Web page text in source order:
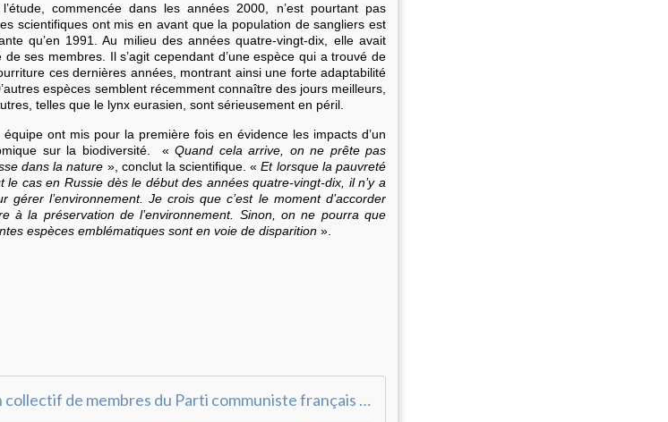
commencée dans les années 2000, n’est pourtant pas
scientifiques ont mis en avant que la population de sangliers est
qu’en 1991. Au milieu des années quatre-vingt-dix, elle avait
ses membres. Il s’agit cependant d’une espèce qui a trouvé de
ces dernières années, montrant ainsi une forte adaptabilité
espèces semblent récemment connaître des jours meilleurs,
telles que le lynx eurasien, sont sérieusement en péril.
ont mis pour la première fois en évidence les impacts d’un
sur la biodiversité. «Quand cela arrive, on ne prête pas
dans la nature », conclut la scientifique. «Et lorsque la pauvreté
le cas en Russie dès le début des années quatre-vingt-dix, il n’y a
gérer l’environnement. Je crois que c’est le moment d’accorder
à la préservation de l’environnement. Sinon, on ne pourra que
espèces emblématiques sont en voie de disparition ».
Résistance est un collectif de membres du Parti communiste français (Fédération du Nord, section de Lille)